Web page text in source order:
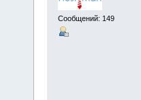
Сообщений: 149